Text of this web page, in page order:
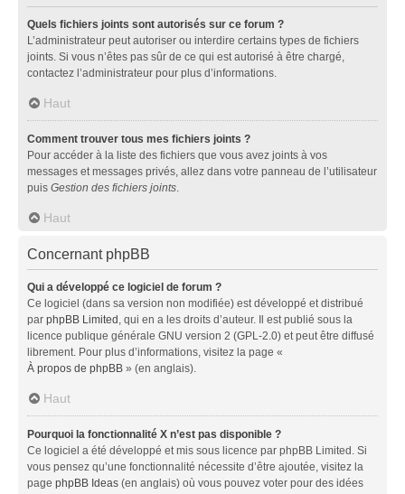
Quels fichiers joints sont autorisés sur ce forum ?
L’administrateur peut autoriser ou interdire certains types de fichiers
joints. Si vous n’êtes pas sûr de ce qui est autorisé à être chargé,
contactez l’administrateur pour plus d’informations.
Haut
Comment trouver tous mes fichiers joints ?
Pour accéder à la liste des fichiers que vous avez joints à vos
messages et messages privés, allez dans votre panneau de l’utilisateur
puis Gestion des fichiers joints
Haut
Concernant phpBB
Qui a développé ce logiciel de forum ?
Ce logiciel (dans sa version non modifiée) est développé et distribué
par phpBB Limited , qui en a les droits d’auteur. Il est publié sous la
licence publique générale GNU version 2 (GPL-2.0) et peut être diffusé
librement. Pour plus d’informations, visitez la page «
À propos de phpBB » (en anglais).
Haut
Pourquoi la fonctionnalité X n’est pas disponible ?
Ce logiciel a été développé et mis sous licence par phpBB Limited. Si
vous pensez qu’une fonctionnalité nécessite d’être ajoutée, visitez la
page phpBB Ideas (en anglais) où vous pouvez voter pour des idées